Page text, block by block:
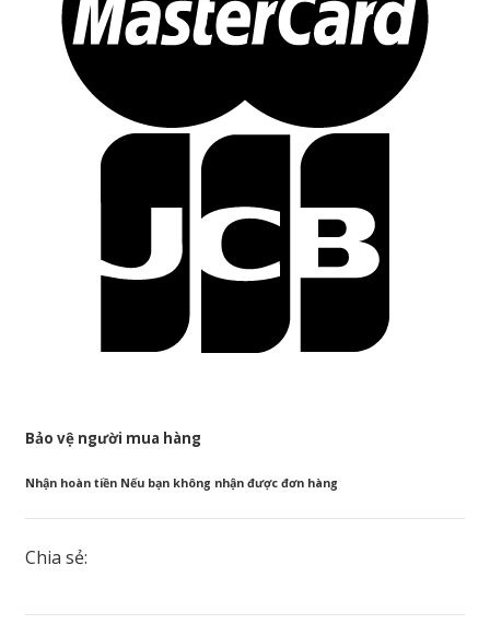
Bảo vệ người mua hàng
Nhận hoàn tiền Nếu bạn không nhận được đơn hàng
Chia sẻ: